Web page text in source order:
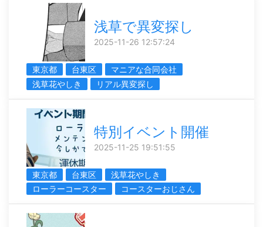
浅草で異変探し
2025-11-26 12:57:24
東京都 台東区
マニアな合同会社
浅草花やしき
リアル異変探し
特別イベント開催
2025-11-25 19:51:55
東京都 台東区
浅草花やしき
ローラーコースター
コースターおじさん